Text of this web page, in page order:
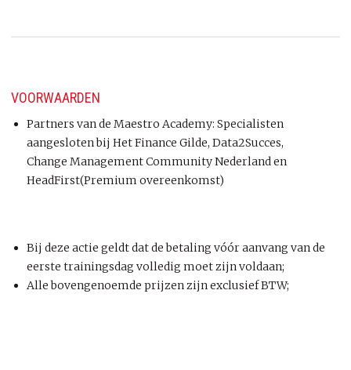
VOORWAARDEN
Partners van de Maestro Academy: Specialisten
aangesloten bij Het Finance Gilde, Data2Succes,
Change Management Community Nederland en
HeadFirst(Premium overeenkomst)
Bij deze actie geldt dat de betaling vóór aanvang van de
eerste trainingsdag volledig moet zijn voldaan;
Alle bovengenoemde prijzen zijn exclusief BTW;